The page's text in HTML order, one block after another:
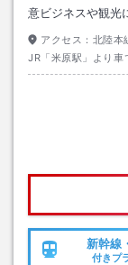
意ビジネスや観光
アクセス： 北陸本
JR「米原駅」より
場合は北陸本線・JR
新幹線
付きプ